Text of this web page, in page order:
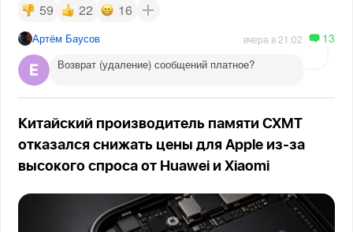
59 22 16
Артём Баусов вчера в 21:02 13
Возврат (удаление) сообщений платное?
Китайский производитель памяти CXMT
отказался снижать цены для Apple из-за
высокого спроса от Huawei и Xiaomi